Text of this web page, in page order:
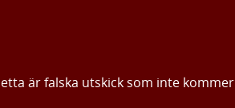
är falska utskick som inte kommer